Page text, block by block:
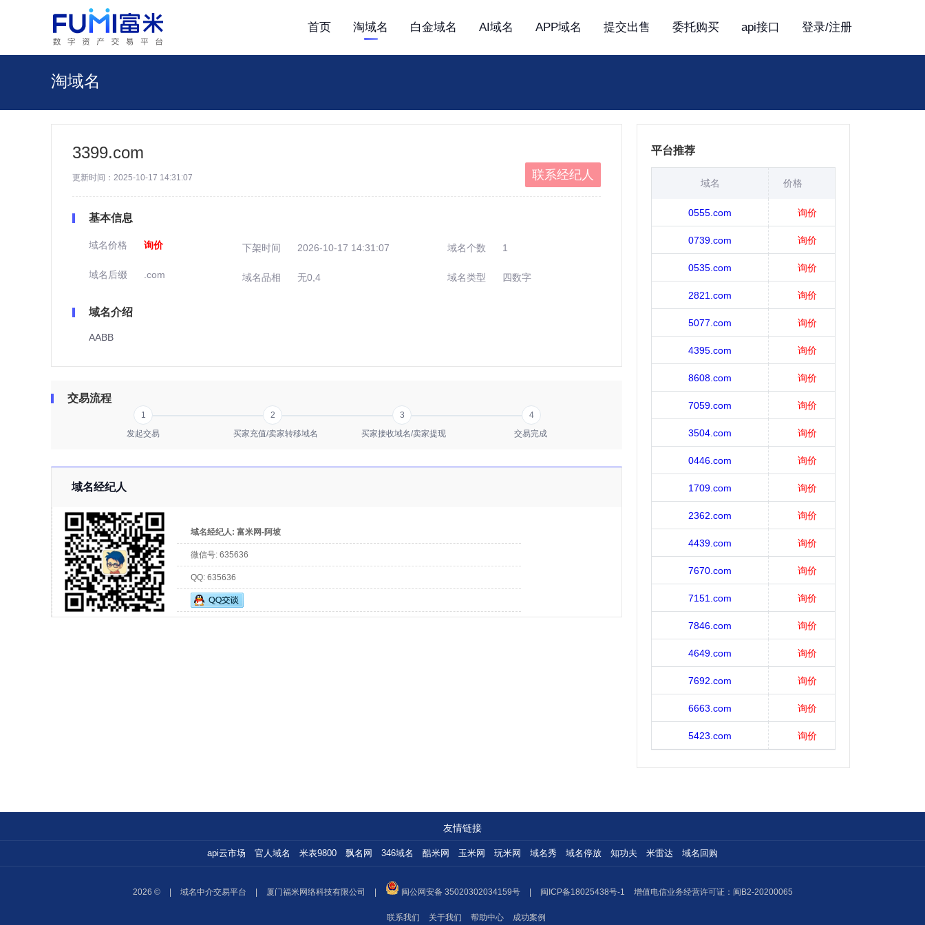
首页 淘域名 白金域名 AI域名 APP域名 提交出售 委托购买 api接口 登录/注册
淘域名
3399.com
更新时间：2025-10-17 14:31:07 联系经纪人
基本信息
域名价格 询价 下架时间 2026-10-17 14:31:07 域名个数 1
域名后缀 .com 域名品相 无0,4 域名类型 四数字
域名介绍
AABB
交易流程
1 2 3
4
发起交易
买家充值/卖家转移域名 买家接收域名/卖家提现 交易完成
域名经纪人
域名经纪人: 富米网-阿坡
微信号: 635636
QQ: 635636
平台推荐
域名 价格
0555.com 询价
0739.com 询价
0535.com 询价
2821.com 询价
5077.com 询价
4395.com 询价
8608.com 询价
7059.com 询价
3504.com 询价
0446.com 询价
1709.com 询价
2362.com 询价
4439.com 询价
7670.com 询价
7151.com 询价
7846.com 询价
4649.com 询价
7692.com 询价
6663.com 询价
5423.com 询价
友情链接
api云市场 官人域名 米表9800 飘名网 346域名 酷米网 玉米网 玩米网 域名秀 域名停放 知功夫 米雷达 域名回购
2026 © 域名中介交易平台 厦门福米网络科技有限公司 闽公网安备 35020302034159号 闽ICP备18025438号-1 增值电信业务经营许可证：闽B2-20200065
联系我们 关于我们 帮助中心 成功案例